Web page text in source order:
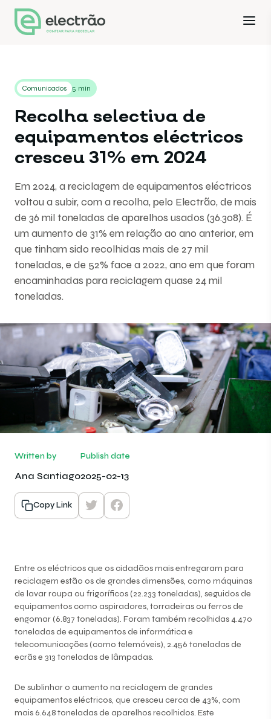
Comunicados 5 min
Recolha selectiva de
equipamentos eléctricos
cresceu 31% em 2024
Em 2024, a reciclagem de equipamentos eléctricos
voltou a subir, com a recolha, pelo Electrão, de mais
de 36 mil toneladas de aparelhos usados (36.308). É
um aumento de 31% em relação ao ano anterior, em
que tinham sido recolhidas mais de 27 mil
toneladas, e de 52% face a 2022, ano em que foram
encaminhadas para reciclagem quase 24 mil
toneladas.
Written by
Ana Santiago
Publish date
2025-02-13
Copy Link
Entre os eléctricos que os cidadãos mais entregaram para
reciclagem estão os de grandes dimensões, como máquinas
de lavar roupa ou frigoríficos (22.233 toneladas), seguidos de
equipamentos como aspiradores, torradeiras ou ferros de
engomar (6.837 toneladas). Foram também recolhidas 4.470
toneladas de equipamentos de informática e
telecomunicações (como telemóveis), 2.456 toneladas de
ecrãs e 313 toneladas de lâmpadas.
De sublinhar o aumento na reciclagem de grandes
equipamentos eléctricos, que cresceu cerca de 43%, com
mais 6.648 toneladas de aparelhos recolhidos. Este